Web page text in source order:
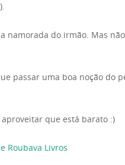
).
namorada do irmão. Mas
passar uma boa noção do
que está barato :)
Roubava Livros